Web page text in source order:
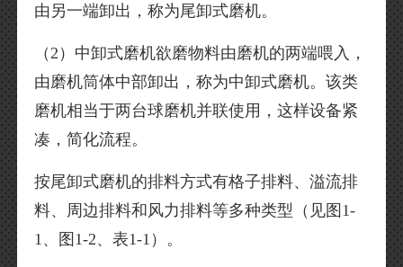
由另一端卸出，称为尾卸式磨机。
（2）中卸式磨机欲磨物料由磨机的两端喂入，
由磨机筒体中部卸出，称为中卸式磨机。该类
磨机相当于两台球磨机并联使用，这样设备紧
凑，简化流程。
按尾卸式磨机的排料方式有格子排料、溢流排
料、周边排料和风力排料等多种类型（见图1-
1、图1-2、表1-1）。